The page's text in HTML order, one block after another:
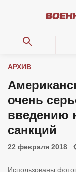
АРХИВ
очень
введению
санкций
22 февраля 2018